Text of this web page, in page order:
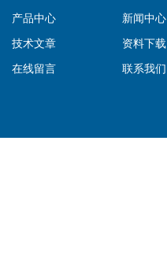
产品中心
新闻中心
技术文章
资料下载
在线留言
联系我们